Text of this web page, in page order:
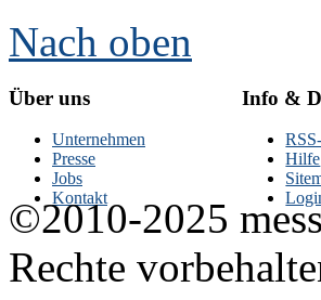
Nach oben
Über uns
Unternehmen
Presse
Jobs
Kontakt
Info &
Hilfe
©2010-2025
Rechte